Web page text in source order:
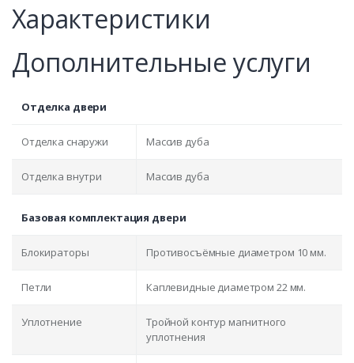
Характеристики
Дополнительные услуги
Отделка двери
Отделка снаружи Массив дуба
Отделка внутри Массив дуба
Базовая комплектация двери
Блокираторы Противосъёмные диаметром 10 мм.
Петли Каплевидные диаметром 22 мм.
Уплотнение
Тройной контур магнитного
уплотнения